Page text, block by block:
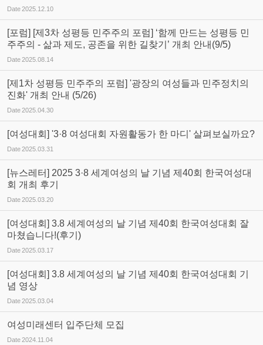
Date2025.12.10
[포럼] [제3차 성평등 민주주의 포럼] ‘함께 만드는 성평등 민
주주의 - 삶과 제도, 공존을 위한 길찾기’ 개최 안내(9/5)
Date2025.08.14
[제1차 성평등 민주주의 포럼] '광장의 여성들과 민주정치의
진화' 개최 안내 (5/26)
Date2025.04.30
[여성대회] '3·8 여성대회 자원활동가 한 마디' 살펴보실까요?
Date2025.03.31
[뉴스레터] 2025 3·8 세계여성의 날 기념 제40회 한국여성대
회 개최 후기
Date2025.03.20
[여성대회] 3.8 세계여성의 날 기념 제40회 한국여성대회 잘
마쳤습니다!(후기)
Date2025.03.17
[여성대회] 3.8 세계여성의 날 기념 제40회 한국여성대회 기
념 영상
Date2025.03.04
여성미래센터 입주단체 모집
Date2024.11.04